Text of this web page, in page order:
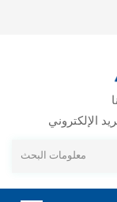
الإلكتروني